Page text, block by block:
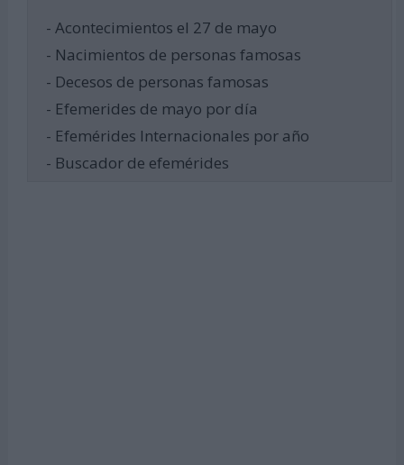
- Acontecimientos el 27 de mayo
- Nacimientos de personas famosas
- Decesos de personas famosas
- Efemerides de mayo por día
- Efemérides Internacionales por año
- Buscador de efemérides